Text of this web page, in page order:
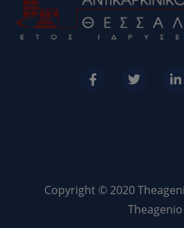
Copyright © 2020
Theagenio